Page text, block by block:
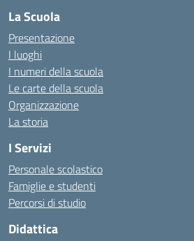
La Scuola
Presentazione
I luoghi
I numeri della scuola
Le carte della scuola
Organizzazione
La storia
I Servizi
Personale scolastico
Famiglie e studenti
Percorsi di studio
Didattica